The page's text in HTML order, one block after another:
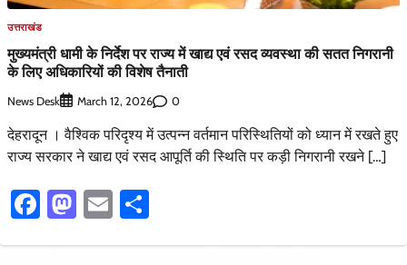
उत्तराखंड
मुख्यमंत्री धामी के निर्देश पर राज्य में खाद्य एवं रसद व्यवस्था की सतत निगरानी
के लिए अधिकारियों की विशेष तैनाती
News Desk March 12, 2026 0
देहरादून । वैश्विक परिदृश्य में उत्पन्न वर्तमान परिस्थितियों को ध्यान में रखते हुए
राज्य सरकार ने खाद्य एवं रसद आपूर्ति की स्थिति पर कड़ी निगरानी रखने […]
Facebook
Mastodon
Email